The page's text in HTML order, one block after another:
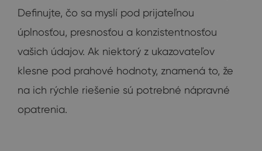
Definujte, čo sa myslí pod prijateľnou
úplnosťou, presnosťou a konzistentnosťou
vašich údajov. Ak niektorý z ukazovateľov
klesne pod prahové hodnoty, znamená to, že
na ich rýchle riešenie sú potrebné nápravné
opatrenia.